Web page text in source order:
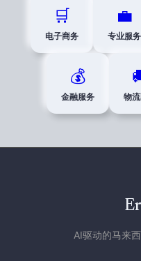
🛒
电子商务
💼
专业服务
💰
金融服务 物
AI驱动的马来